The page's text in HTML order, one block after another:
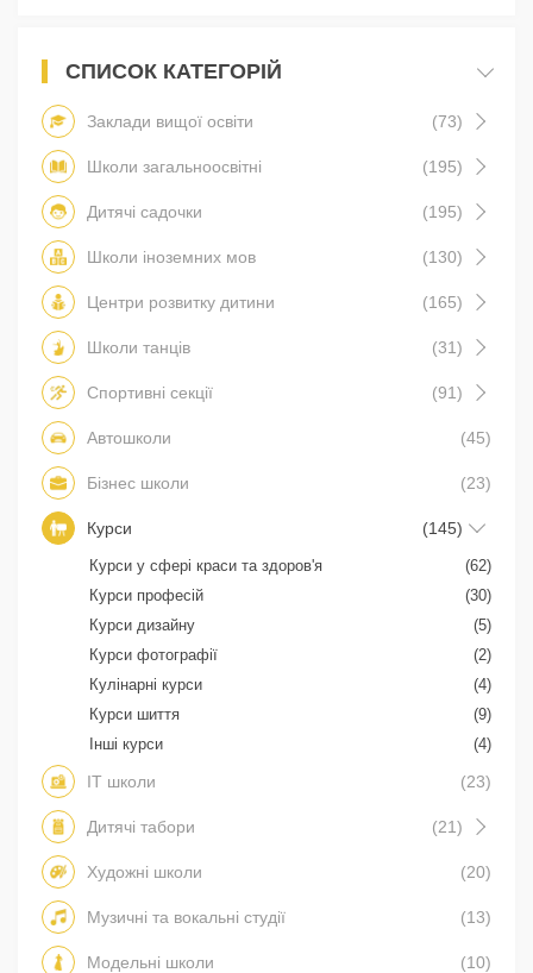
СПИСОК КАТЕГОРІЙ
Заклади вищої освіти (73)
Школи загальноосвітні (195)
Дитячі садочки (195)
Школи іноземних мов (130)
Центри розвитку дитини (165)
Школи танців (31)
Спортивні секції (91)
Автошколи (45)
Бізнес школи (23)
Курси (145)
Курси у сфері краси та здоров'я
(62)
Курси професій
(30)
Курси дизайну
(5)
Курси фотографії
(2)
Кулінарні курси
(4)
Курси шиття
(9)
Інші курси
(4)
IT школи (23)
Дитячі табори (21)
Художні школи (20)
Музичні та вокальні студії (13)
Модельні школи (10)